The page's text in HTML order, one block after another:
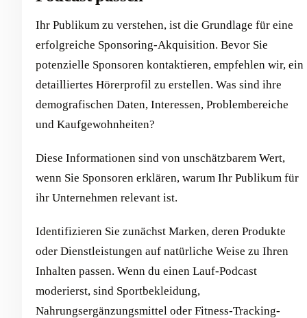
Ihr Publikum zu verstehen, ist die Grundlage für eine
erfolgreiche Sponsoring-Akquisition. Bevor Sie
potenzielle Sponsoren kontaktieren, empfehlen wir, ein
detailliertes Hörerprofil zu erstellen. Was sind ihre
demografischen Daten, Interessen, Problembereiche
und Kaufgewohnheiten?
Diese Informationen sind von unschätzbarem Wert,
wenn Sie Sponsoren erklären, warum Ihr Publikum für
ihr Unternehmen relevant ist.
Identifizieren Sie zunächst Marken, deren Produkte
oder Dienstleistungen auf natürliche Weise zu Ihren
Inhalten passen. Wenn du einen Lauf-Podcast
moderierst, sind Sportbekleidung,
Nahrungsergänzungsmittel oder Fitness-Tracking-